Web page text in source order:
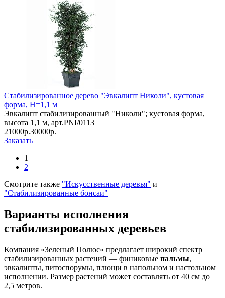
Стабилизированное дерево "Эвкалипт Николи", кустовая
форма, Н=1,1 м
Эвкалипт стабилизированный "Николи"; кустовая форма,
высота 1,1 м, арт.PNI/0113
21000р.30000р.
Заказать
1
2
Смотрите также "Искусственные деревья" и
"Стабилизированные бонсаи"
Варианты исполнения
стабилизированных деревьев
Компания «Зеленый Полюс» предлагает широкий спектр
стабилизированных растений — финиковые пальмы,
эвкалипты, питоспорумы, плющи в напольном и настольном
исполнении. Размер растений может составлять от 40 см до
2,5 метров.